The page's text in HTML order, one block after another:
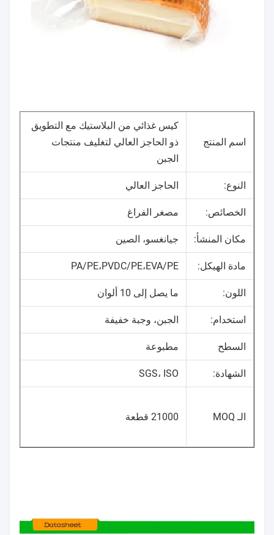
اسم المنتج
كيس غذائي من البلاستيك مع التطويق
ذو الحاجز العالي لتغليف منتجات
الجبن
النوع: الحاجز العالي
الخصائص: مصغر الفراغ
مكان المنشأ: جيانغسو، الصين
مادة الهيكل: PA/PE،PVDC/PE،EVA/PE
اللون: ما يصل إلى 10 ألوان
استخدام: الجبن، وجبة خفيفة
السطح مطبوعة
الشهادة: SGS، ISO
الـ MOQ 21000 قطعة